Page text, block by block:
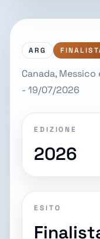
ARG
Canada,
- 19/07/2026
EDIZIONE
2026
ESITO